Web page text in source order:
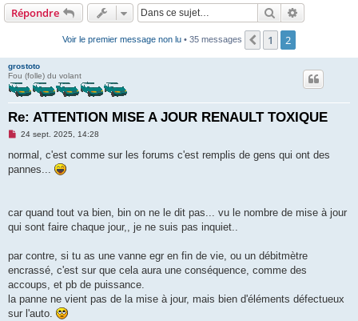
Répondre Rechercher
Voir le premier message non lu • 35 messages Précédente
1 2
grostoto
Fou (folle) du volant
Re: ATTENTION MISE A JOUR RENAULT TOXIQUE
M
s
a
o
l
24 sept. 2025, 14:28
normal, c'est comme sur les forums c'est remplis de gens qui ont des
pannes...
car quand tout va bien, bin on ne le dit pas... vu le nombre de mise à jour
qui sont faire chaque jour,, je ne suis pas inquiet..
par contre, si tu as une vanne egr en fin de vie, ou un débitmètre
encrassé, c'est sur que cela aura une conséquence, comme des
accoups, et pb de puissance.
la panne ne vient pas de la mise à jour, mais bien d'éléments défectueux
sur l'auto.